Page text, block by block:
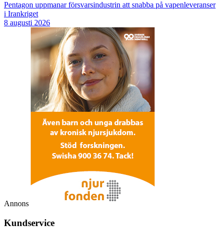
Pentagon uppmanar försvarsindustrin att snabba på vapenleveranser
i Irankriget
8 augusti 2026
Annons
Kundservice